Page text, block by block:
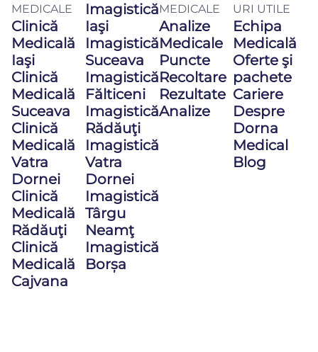
MEDICALE
Clinică
Medicală
Iaşi
Clinică
Medicală
Suceava
Clinică
Medicală
Vatra
Dornei
Clinică
Medicală
Rădăuţi
Clinică
Medicală
Cajvana
Imagistică
Iaşi
Imagistică
Suceava
Imagistică
Fălticeni
Imagistică
Rădăuţi
Imagistică
Vatra
Dornei
Imagistică
Târgu
Neamţ
Imagistică
Borșa
MEDICALE
Analize
Medicale
Puncte
Recoltare
Rezultate
Analize
URI UTILE
Echipa
Medicală
Oferte şi
pachete
Cariere
Despre
Dorna
Medical
Blog